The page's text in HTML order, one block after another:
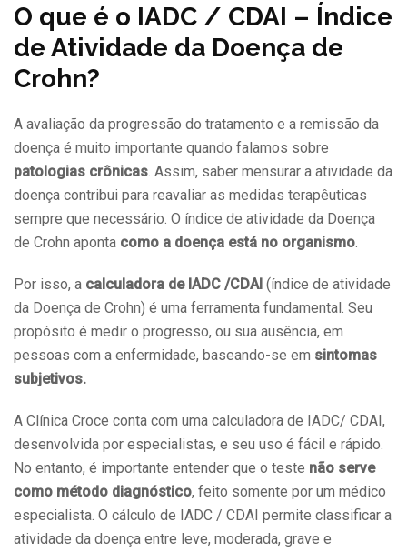
O que é o IADC / CDAI – Índice
de Atividade da Doença de
Crohn?
A avaliação da progressão do tratamento e a remissão da
doença é muito importante quando falamos sobre
patologias crônicas . Assim, saber mensurar a atividade da
doença contribui para reavaliar as medidas terapêuticas
sempre que necessário. O índice de atividade da Doença
de Crohn aponta como a doença está no organismo
Por isso, a calculadora de IADC /CDAI (índice de atividade
da Doença de Crohn) é uma ferramenta fundamental. Seu
propósito é medir o progresso, ou sua ausência, em
pessoas com a enfermidade, baseando-se em sintomas
subjetivos.
A Clínica Croce conta com uma calculadora de IADC/ CDAI,
desenvolvida por especialistas, e seu uso é fácil e rápido.
No entanto, é importante entender que o teste não serve
como método diagnóstico, feito somente por um médico
especialista. O cálculo de IADC / CDAI permite classificar a
atividade da doença entre leve, moderada, grave e